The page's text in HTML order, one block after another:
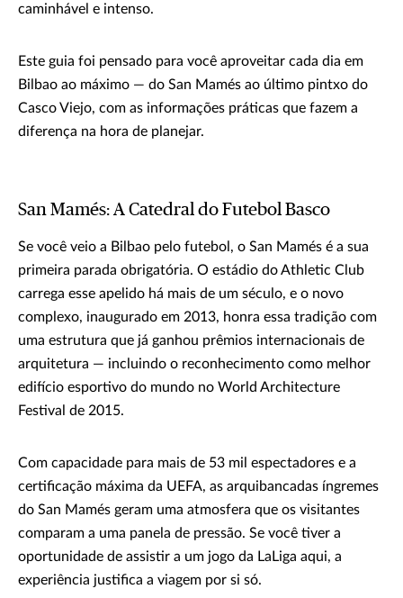
caminhável e intenso.
Este guia foi pensado para você aproveitar cada dia em
Bilbao ao máximo — do San Mamés ao último pintxo do
Casco Viejo, com as informações práticas que fazem a
diferença na hora de planejar.
San Mamés: A Catedral do Futebol Basco
Se você veio a Bilbao pelo futebol, o San Mamés é a sua
primeira parada obrigatória. O estádio do Athletic Club
carrega esse apelido há mais de um século, e o novo
complexo, inaugurado em 2013, honra essa tradição com
uma estrutura que já ganhou prêmios internacionais de
arquitetura — incluindo o reconhecimento como melhor
edifício esportivo do mundo no World Architecture
Festival de 2015.
Com capacidade para mais de 53 mil espectadores e a
certificação máxima da UEFA, as arquibancadas íngremes
do San Mamés geram uma atmosfera que os visitantes
comparam a uma panela de pressão. Se você tiver a
oportunidade de assistir a um jogo da LaLiga aqui, a
experiência justifica a viagem por si só.